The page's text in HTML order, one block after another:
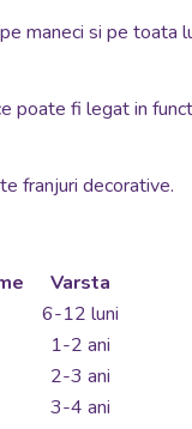
maneci si pe toata
poate fi legat in
franjuri decorative.
Varsta
6-12 luni
1-2 ani
2-3 ani
3-4 ani